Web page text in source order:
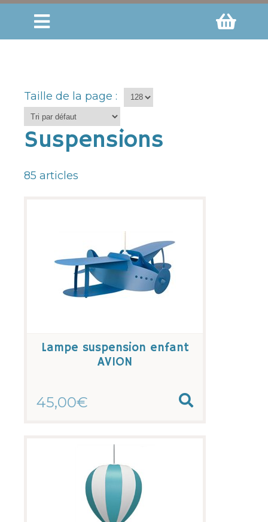
Taille de la page :
Suspensions
85 articles
Lampe suspension enfant
AVION
45,00€